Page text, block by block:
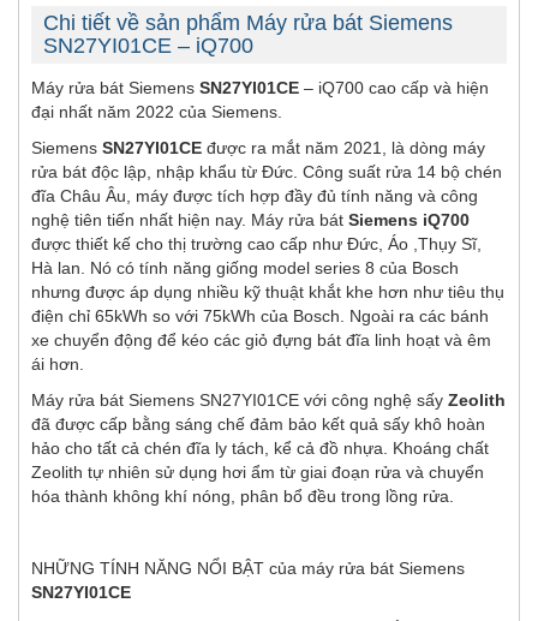
Chi tiết về sản phẩm Máy rửa bát Siemens
SN27YI01CE – iQ700
Máy rửa bát Siemens SN27YI01CE – iQ700 cao cấp và hiện
đại nhất năm 2022 của Siemens.
Siemens SN27YI01CE được ra mắt năm 2021, là dòng máy
rửa bát độc lập, nhập khẩu từ Đức. Công suất rửa 14 bộ chén
đĩa Châu Âu, máy được tích hợp đầy đủ tính năng và công
nghệ tiên tiến nhất hiện nay. Máy rửa bát Siemens iQ700
được thiết kế cho thị trường cao cấp như Đức, Áo ,Thụy Sĩ,
Hà lan. Nó có tính năng giống model series 8 của Bosch
nhưng được áp dụng nhiều kỹ thuật khắt khe hơn như tiêu thụ
điện chỉ 65kWh so với 75kWh của Bosch. Ngoài ra các bánh
xe chuyển động để kéo các giỏ đựng bát đĩa linh hoạt và êm
ái hơn.
Máy rửa bát Siemens SN27YI01CE với công nghệ sấy Zeolith
đã được cấp bằng sáng chế đảm bảo kết quả sấy khô hoàn
hảo cho tất cả chén đĩa ly tách, kể cả đồ nhựa. Khoáng chất
Zeolith tự nhiên sử dụng hơi ẩm từ giai đoạn rửa và chuyển
hóa thành không khí nóng, phân bổ đều trong lồng rửa.
NHỮNG TÍNH NĂNG NỔI BẬT của máy rửa bát Siemens
SN27YI01CE